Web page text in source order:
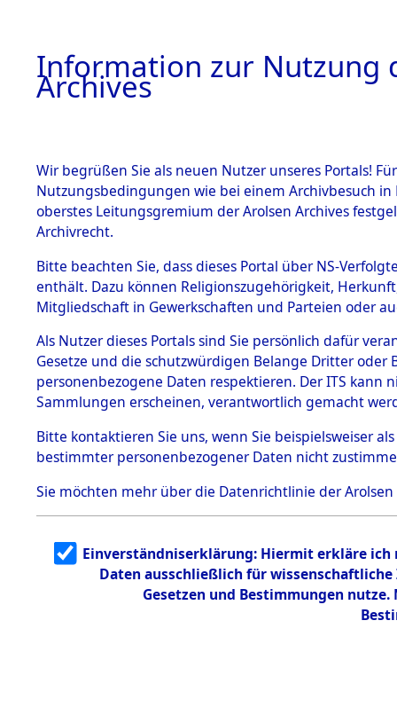
BESTÄNDE
1.
mente
5. Verschiedenes
5.3
Todesmärsche
5.3.1 Alliierte
Erhebungen
zu
Todesmärsch
en
5.3.2
g
5.3.3
Todesmärsch
Kemnath
Information zur Nutzung
Archives
Wir begrüßen Sie als neuen Nutzer unseres Portals!
Nutzungsbedingungen wie bei einem Archivbesuch
oberstes Leitungsgremium der Arolsen Archives
Archivrecht.
Bitte beachten Sie, dass dieses Portal über NS-
enthält. Dazu können Religionszugehörigkeit,
Mitgliedschaft in Gewerkschaften und Parteien oder
Als Nutzer dieses Portals sind Sie persönlich dafür
Gesetze und die schutzwürdigen Belange Dritter
personenbezogene Daten respektieren. Der ITS
Sammlungen erscheinen, verantwortlich gemacht
Bitte kontaktieren Sie uns, wenn Sie beispielsweiser
bestimmter personenbezogener Daten nicht
Sie möchten mehr über die Datenrichtlinie der Arolsen
Einverständniserklärung: Hiermit erkläre ich
Daten ausschließlich für
Gesetzen und Bestimmungen